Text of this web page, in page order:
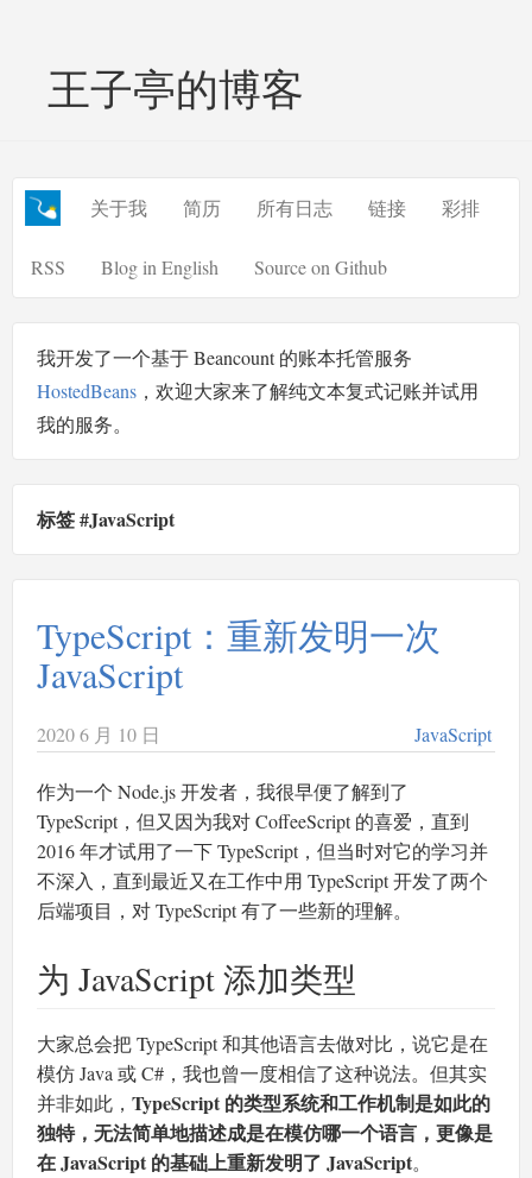
王子亭的博客
关于我 简历 所有日志 链接 彩排
RSS Blog in English Source on Github
我开发了一个基于 Beancount 的账本托管服务
HostedBeans ，欢迎大家来了解纯文本复式记账并试用
我的服务。
标签 #JavaScript
TypeScript：重新发明一次
JavaScript
2020 6 月 10 日 JavaScript
作为一个 Node.js 开发者，我很早便了解到了
TypeScript，但又因为我对 CoffeeScript 的喜爱，直到
2016 年才试用了一下 TypeScript，但当时对它的学习并
不深入，直到最近又在工作中用 TypeScript 开发了两个
后端项目，对 TypeScript 有了一些新的理解。
为 JavaScript 添加类型
大家总会把 TypeScript 和其他语言去做对比，说它是在
模仿 Java 或 C#，我也曾一度相信了这种说法。但其实
并非如此， TypeScript 的类型系统和工作机制是如此的
独特，无法简单地描述成是在模仿哪一个语言，更像是
在 JavaScript 的基础上重新发明了 JavaScript。